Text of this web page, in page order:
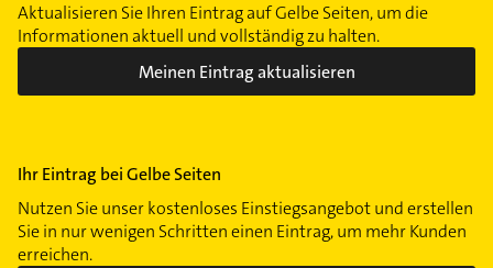
Aktualisieren Sie Ihren Eintrag auf Gelbe Seiten, um die
Informationen aktuell und vollständig zu halten.
Meinen Eintrag aktualisieren
Ihr Eintrag bei Gelbe Seiten
Nutzen Sie unser kostenloses Einstiegsangebot und erstellen
Sie in nur wenigen Schritten einen Eintrag, um mehr Kunden
erreichen.